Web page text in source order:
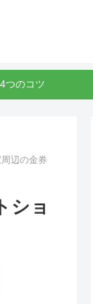
つのコツ
辺の金券
ショ